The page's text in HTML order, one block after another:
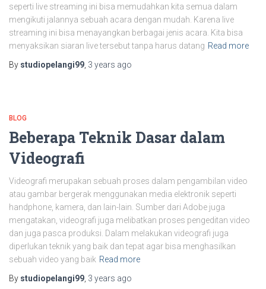
seperti live streaming ini bisa memudahkan kita semua dalam
mengikuti jalannya sebuah acara dengan mudah. Karena live
streaming ini bisa menayangkan berbagai jenis acara. Kita bisa
menyaksikan siaran live tersebut tanpa harus datang Read more
By studiopelangi99, 3 years ago
BLOG
Beberapa Teknik Dasar dalam
Videografi
Videografi merupakan sebuah proses dalam pengambilan video
atau gambar bergerak menggunakan media elektronik seperti
handphone, kamera, dan lain-lain. Sumber dari Adobe juga
mengatakan, videografi juga melibatkan proses pengeditan video
dan juga pasca produksi. Dalam melakukan videografi juga
diperlukan teknik yang baik dan tepat agar bisa menghasilkan
sebuah video yang baik Read more
By studiopelangi99, 3 years ago